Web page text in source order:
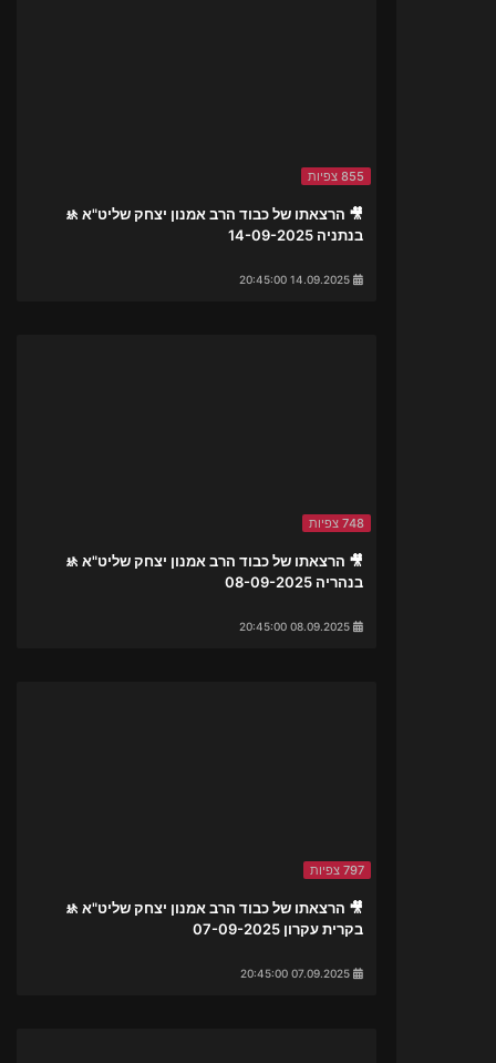
855 צפיות
🎥 הרצאתו של כבוד הרב אמנון יצחק שליט"א 🚸
בנתניה 14-09-2025
748 צפיות
🎥 הרצאתו של כבוד הרב אמנון יצחק שליט"א 🚸
בנהריה 08-09-2025
797 צפיות
🎥 הרצאתו של כבוד הרב אמנון יצחק שליט"א 🚸
בקרית עקרון 07-09-2025